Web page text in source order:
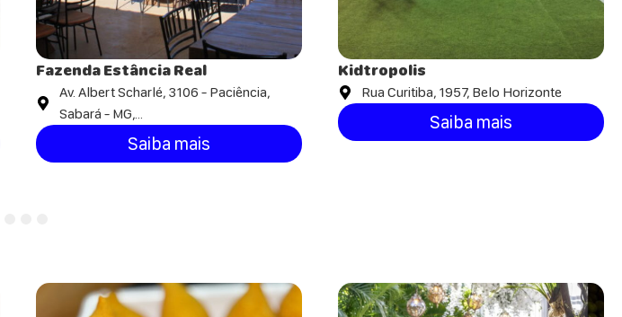
Fazenda Estância Real
Av. Albert Scharlé, 3106 - Paciência,
Sabará - MG,...
Saiba mais
Kidtropolis
Rua Curitiba, 1957, Belo Horizonte
Saiba mais